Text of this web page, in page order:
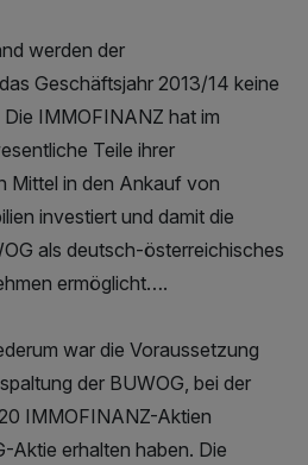
werden der
Geschäftsjahr 2013/14 keine
IMMOFINANZ hat im
Teile ihrer
Mittel in den Ankauf von
investiert und damit die
als deutsch-österreichisches
ermöglicht….
war die Voraussetzung
der BUWOG, bei der
IMMOFINANZ-Aktien
Aktie erhalten haben. Die